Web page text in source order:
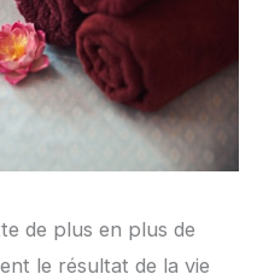
de plus en plus de
le résultat de la vie